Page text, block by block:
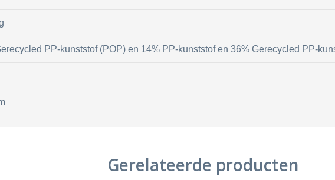
PP-kunststof (POP) en 14% PP-kunststof en 36% Gerecycled PP-
Gerelateerde producten